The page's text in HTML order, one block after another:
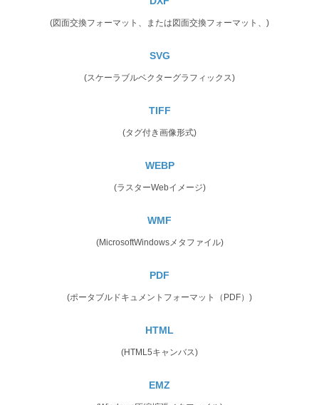
(図面交換フォーマット、または図面交換フォーマット、)
SVG
(スケーラブルベクターグラフィックス)
TIFF
(タグ付き画像形式)
WEBP
(ラスターWebイメージ)
WMF
(MicrosoftWindowsメタファイル)
PDF
(ポータブルドキュメントフォーマット（PDF）)
HTML
(HTML5キャンバス)
EMZ